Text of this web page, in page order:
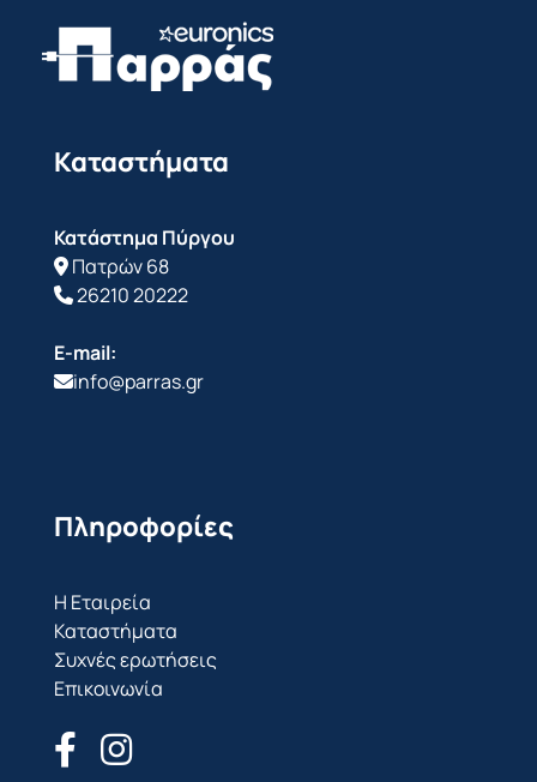
Καταστήματα
Κατάστημα Πύργου
Πατρών 68
26210 20222
E-mail:
info@parras.gr
Πληροφορίες
Η Εταιρεία
Καταστήματα
Συχνές ερωτήσεις
Επικοινωνία